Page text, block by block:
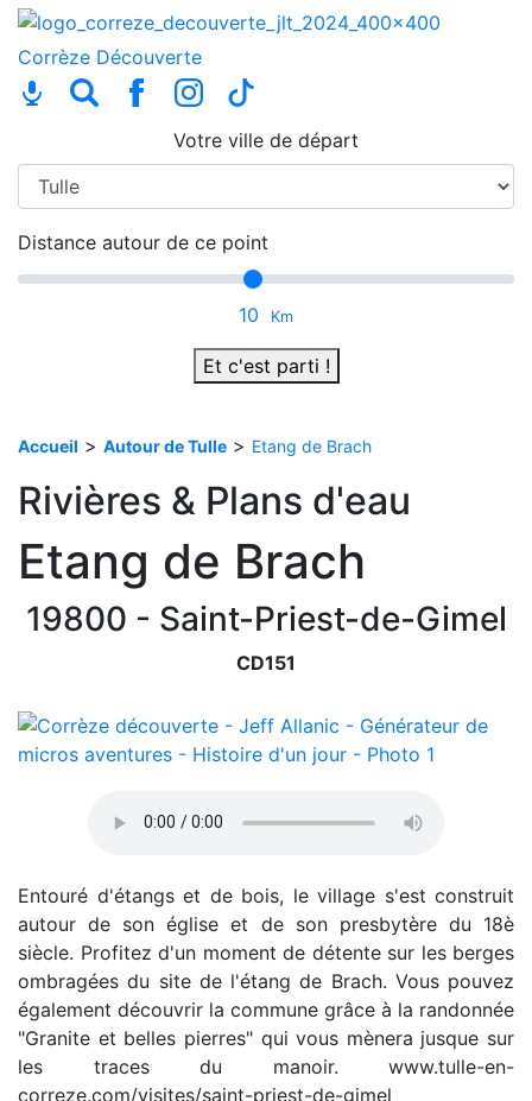
Corrèze Découverte
Votre ville de départ
Distance autour de ce point
10 Km
Et c'est parti !
Accueil > Autour de Tulle > Etang de Brach
Rivières & Plans d'eau
Etang de Brach
19800 - Saint-Priest-de-Gimel
CD151
Entouré d'étangs et de bois, le village s'est construit
autour de son église et de son presbytère du 18è
siècle. Profitez d'un moment de détente sur les berges
ombragées du site de l'étang de Brach. Vous pouvez
également découvrir la commune grâce à la randonnée
"Granite et belles pierres" qui vous mènera jusque sur
les traces du manoir. www.tulle-en-
correze.com/visites/saint-priest-de-gimel